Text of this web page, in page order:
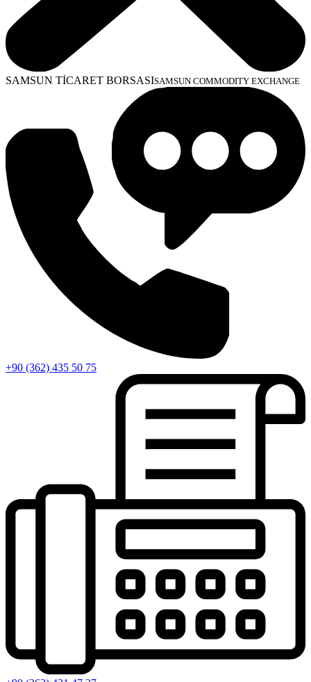
SAMSUN TİCARET BORSASISAMSUN COMMODITY EXCHANGE
+90 (362) 435 50 75